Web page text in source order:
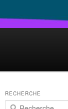
RECHERCHE